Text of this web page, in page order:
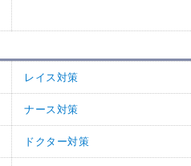
レイス対策
ナース対策
ドクター対策